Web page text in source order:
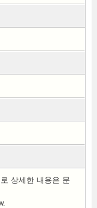
상세한 내용은 문